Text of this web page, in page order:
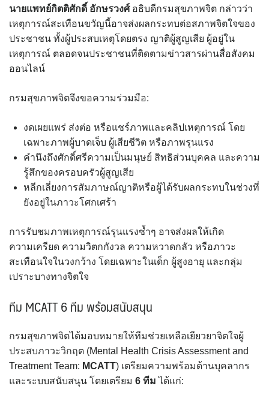
นายแพทย์กิตติศักดิ์ อักษรวงศ์อธิบดีกรมสุขภาพจิต กล่าวว่า
เหตุการณ์สะเทือนขวัญนี้อาจส่งผลกระทบต่อสภาพจิตใจของ
ประชาชน ทั้งผู้ประสบเหตุโดยตรง ญาติผู้สูญเสีย ผู้อยู่ใน
เหตุการณ์ ตลอดจนประชาชนที่ติดตามข่าวสารผ่านสื่อสังคม
ออนไลน์
กรมสุขภาพจิตจึงขอความร่วมมือ:
งดเผยแพร่ ส่งต่อ หรือแชร์ภาพและคลิปเหตุการณ์ โดย
เฉพาะภาพผู้บาดเจ็บ ผู้เสียชีวิต หรือภาพรุนแรง
คำนึงถึงศักดิ์ศรีความเป็นมนุษย์ สิทธิส่วนบุคคล และความ
รู้สึกของครอบครัวผู้สูญเสีย
หลีกเลี่ยงการสัมภาษณ์ญาติหรือผู้ได้รับผลกระทบในช่วงที่
ยังอยู่ในภาวะโศกเศร้า
การรับชมภาพเหตุการณ์รุนแรงซ้ำๆ อาจส่งผลให้เกิด
ความเครียด ความวิตกกังวล ความหวาดกลัว หรือภาวะ
สะเทือนใจในวงกว้าง โดยเฉพาะในเด็ก ผู้สูงอายุ และกลุ่ม
เปราะบางทางจิตใจ
ทีม MCATT 6 ทีม พร้อมสนับสนุน
กรมสุขภาพจิตได้มอบหมายให้ทีมช่วยเหลือเยียวยาจิตใจผู้
ประสบภาวะวิกฤต (Mental Health Crisis Assessment and
Treatment Team: MCATT) เตรียมความพร้อมด้านบุคลากร
และระบบสนับสนุน โดยเตรียม 6 ทีม ได้แก่: